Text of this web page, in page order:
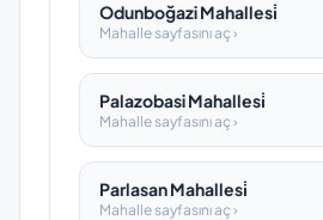
Odunboğazi Mahallesi̇
Mahalle sayfasını aç ›
Palazobasi Mahallesi̇
Mahalle sayfasını aç ›
Parlasan Mahallesi̇
Mahalle sayfasını aç ›